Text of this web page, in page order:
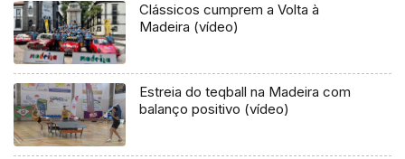
Clássicos cumprem a Volta à
Madeira (vídeo)
Estreia do teqball na Madeira com
balanço positivo (vídeo)